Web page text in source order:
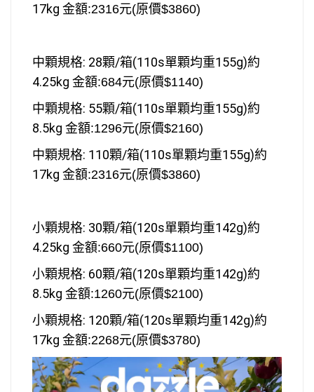
17kg 金額:2316元(原價$3860)
中顆規格: 28顆/箱(110s單顆均重155g)約
4.25kg 金額:684元(原價$1140)
中顆規格: 55顆/箱(110s單顆均重155g)約
8.5kg 金額:1296元(原價$2160)
中顆規格: 110顆/箱(110s單顆均重155g)約
17kg 金額:2316元(原價$3860)
小顆規格: 30顆/箱(120s單顆均重142g)約
4.25kg 金額:660元(原價$1100)
小顆規格: 60顆/箱(120s單顆均重142g)約
8.5kg 金額:1260元(原價$2100)
小顆規格: 120顆/箱(120s單顆均重142g)約
17kg 金額:2268元(原價$3780)